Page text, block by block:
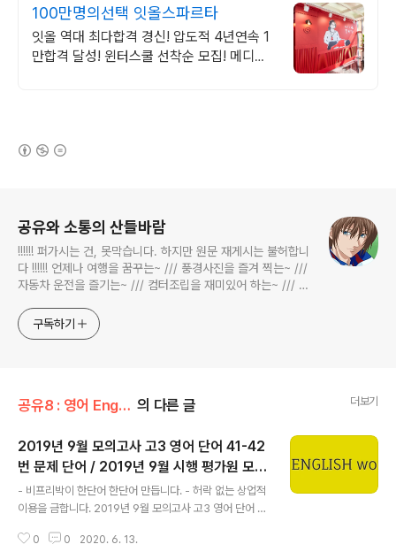
100만명의선택 잇올스파르타
잇올 역대 최다합격 경신! 압도적 4년연속 1
만합격 달성! 윈터스쿨 선착순 모집! 메디컬
공유와 소통의 산들바람
!!!!!! 퍼가시는 건, 못막습니다. 하지만 원문 재게시는 불허합니
다 !!!!!! 언제나 여행을 꿈꾸는~ /// 풍경사진을 즐겨 찍는~ ///
자동차 운전을 즐기는~ /// 컴터조립을 재미있어 하는~ /// 고
식하는 미드가 있는~ /// 사회적 이슈에 발언하는~ 不老巨
구독하기
공유8 : 영어 English/평가원 모의고사 단어 의 다른 글 더보기
2019년 9월 모의고사 고3 영어 단어 41-42
번 문제 단어 / 2019년 9월 시행 평가원 모의
고사, 2019년 고3 9월 모의고사 단어 영어영
역, 고3 모의고사 영어 지문별 단어, 평가원 영
어 모의고사 단어장
- 비프리박이 한단어 한단어 만듭니다. - 허락 없는 상업적
이용을 금합니다. 2019년 9월 모의고사 고3 영어 단어 4
ge 인정하다, 승인하다 biology 생물학 / (동식물의) 생태
0 0 2020. 6. 13.